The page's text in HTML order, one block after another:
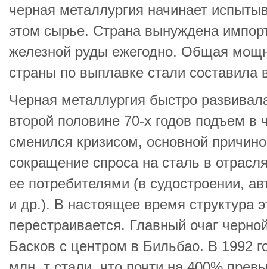
черная металлургия начинает
этом сырье. Страна вынуждена
железной руды ежегодно. Общая
страны по выплавке стали составила
Черная металлургия быстро
второй половине 70-х годов подъем в
сменился кризисом, основной
сокращение спроса на сталь в
ее потребителями (в судостроении,
и др.). В настоящее время структура
перестраивается. Главный очаг
Басков с центром в Бильбао. В 1992